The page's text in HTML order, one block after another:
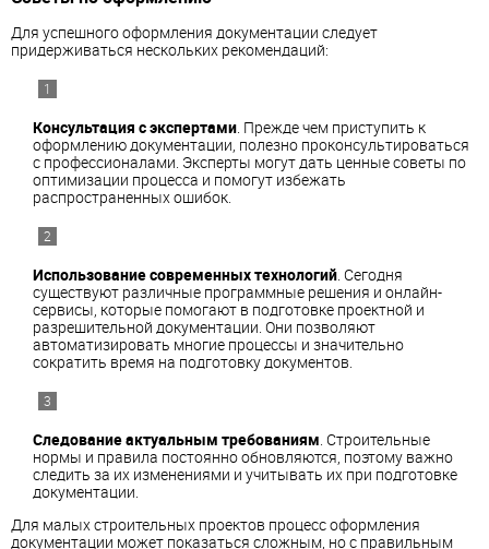
Для успешного оформления документации следует
придерживаться нескольких рекомендаций:
Консультация с экспертами. Прежде чем приступить к
оформлению документации, полезно проконсультироваться
с профессионалами. Эксперты могут дать ценные советы по
оптимизации процесса и помогут избежать
распространенных ошибок.
Использование современных технологий. Сегодня
существуют различные программные решения и онлайн-
сервисы, которые помогают в подготовке проектной и
разрешительной документации. Они позволяют
автоматизировать многие процессы и значительно
сократить время на подготовку документов.
Следование актуальным требованиям. Строительные
нормы и правила постоянно обновляются, поэтому важно
следить за их изменениями и учитывать их при подготовке
документации.
Для малых строительных проектов процесс оформления
документации может показаться сложным, но с правильным